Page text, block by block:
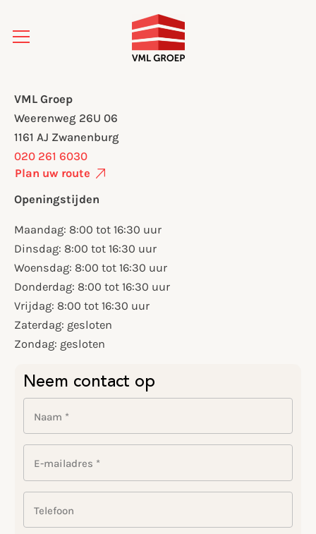
VML Groep
Weerenweg 26U 06
1161 AJ Zwanenburg
020 261 6030
Plan uw route
Openingstijden
Maandag: 8:00 tot 16:30 uur
Dinsdag: 8:00 tot 16:30 uur
Woensdag: 8:00 tot 16:30 uur
Donderdag: 8:00 tot 16:30 uur
Vrijdag: 8:00 tot 16:30 uur
Zaterdag: gesloten
Zondag: gesloten
Neem contact op
Naam *
E-mailadres *
Telefoon